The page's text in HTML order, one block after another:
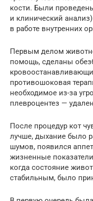
кости. Были
и клинический
в работе внутренних
Первым делом
помощь, сделаны
противошоковая
необходимое из-за
плевроцентез —
После процедур кот
лучше, дыхание было
шумов, появился
жизненные
когда состояние
стабильным, было